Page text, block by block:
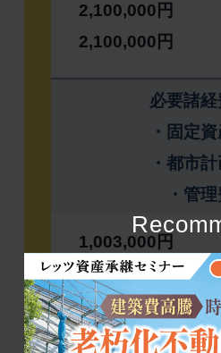
2,100,000円
2,100,000円
必要諸
・固定
・都市
・管
1,003,000円
660,000円
280,000円
63,000円